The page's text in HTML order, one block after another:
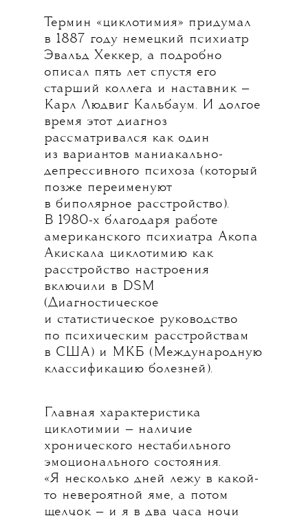
Термин «циклотимия» придумал
в 1887 году немецкий психиатр
Эвальд Хеккер, а подробно
описал пять лет спустя его
старший коллега и наставник —
Карл Людвиг Кальбаум. И долгое
время этот диагноз
рассматривался как один
из вариантов маниакально-
депрессивного психоза (который
позже переименуют
в биполярное расстройство).
В 1980-х благодаря работе
американского психиатра Акопа
Акискала циклотимию как
расстройство настроения
включили в DSM
(Диагностическое
и статистическое руководство
по психическим расстройствам
в США) и МКБ (Международную
классификацию болезней).
Главная характеристика
циклотимии — наличие
хронического нестабильного
эмоционального состояния.
«Я несколько дней лежу в какой-
то невероятной яме, а потом
щелчок — и я в два часа ночи